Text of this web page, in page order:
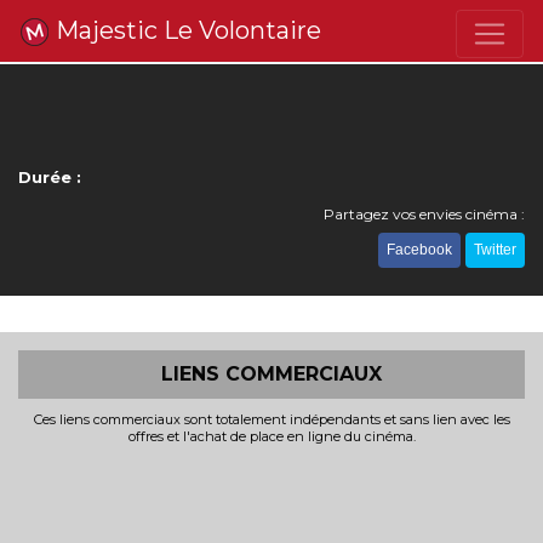
Majestic Le Volontaire
Durée :
Partagez vos envies cinéma :
Facebook Twitter
LIENS COMMERCIAUX
Ces liens commerciaux sont totalement indépendants et sans lien avec les
offres et l'achat de place en ligne du cinéma.